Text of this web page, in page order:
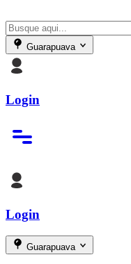
Guarapuava
Login
Login
Guarapuava